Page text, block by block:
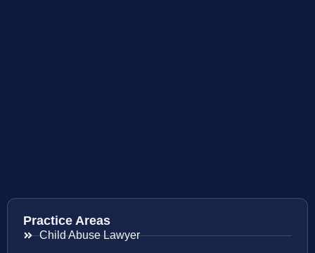
Practice Areas
Child Abuse Lawyer